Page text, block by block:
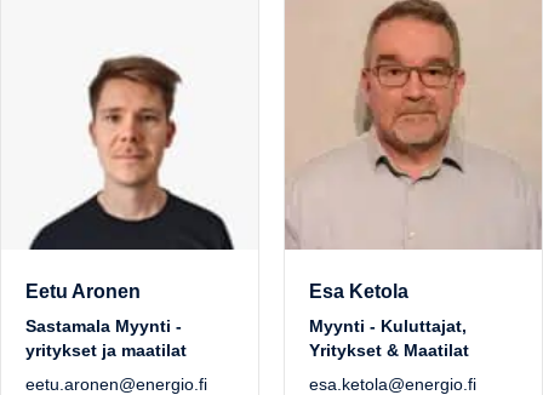
Eetu Aronen
Sastamala Myynti -
yritykset ja maatilat
eetu.aronen@energio.fi
Esa Ketola
Myynti - Kuluttajat,
Yritykset & Maatilat
esa.ketola@energio.fi